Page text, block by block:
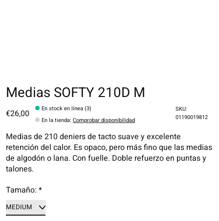
Medias SOFTY 210D M
€26,00
En stock en línea (3)
En la tienda:Comprobar disponibilidad
SKU:
01190019812
Medias de 210 deniers de tacto suave y excelente
retención del calor. Es opaco, pero más fino que las medias
de algodón o lana. Con fuelle. Doble refuerzo en puntas y
talones.
Tamaño: *